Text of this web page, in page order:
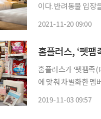
이다. 반려동물 입장
2021-11-20 09:00
홈플러스, ‘펫
홈플러스가 ‘펫팸족(Pet Family)’ 공
에 맞춰 차별화한 멤
2019-11-03 09:57